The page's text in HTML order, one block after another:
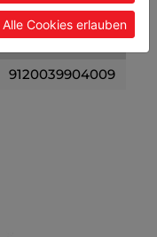
9120039904009
Alle Cookies erlauben